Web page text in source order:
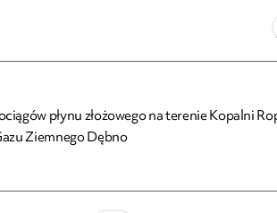
płynu złożowego na terenie Kopalni
Ziemnego Dębno